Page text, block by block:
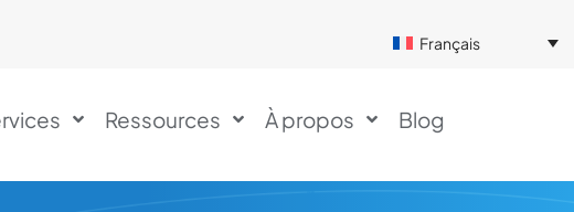
Français
Ressources À propos Blog